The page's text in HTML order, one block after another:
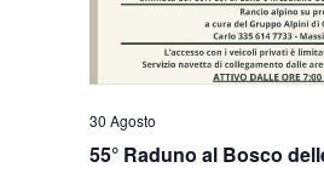
55° Raduno al Bosco
30 Agosto